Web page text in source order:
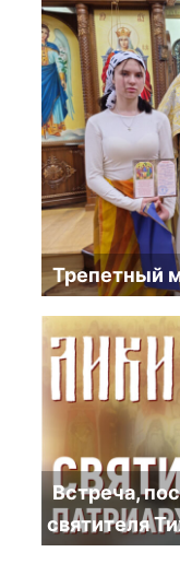
Трепетный
Встреча,
святителя